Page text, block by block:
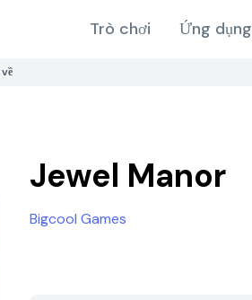
Trò chơi Ứng dụng
Jewel Manor
Bigcool Games